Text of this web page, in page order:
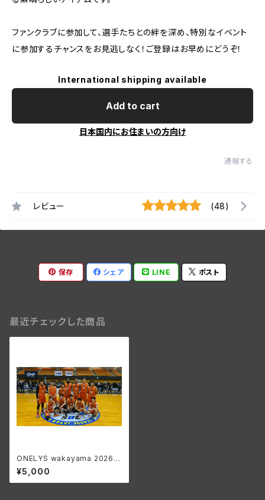
ファンクラブに参加して、選手たちとの絆を深め、特別なイベント
に参加するチャンスをお見逃しなく！ご登録はお早めにどうぞ！
International shipping available
Add to cart
日本国内にお住まいの方向け
通報する
レビュー (48)
保存 シェア LINE ポスト
最近チェックした商品
ONELYS wakayama 2026-
27 SEASON ファンクラブ S
ILVER会員
¥5,000